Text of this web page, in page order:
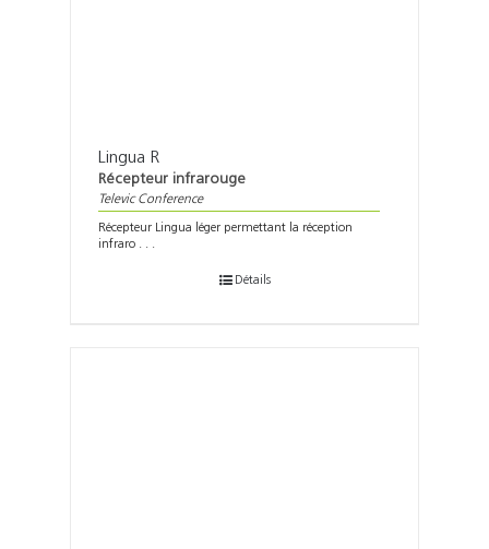
Lingua R
Récepteur infrarouge
Televic Conference
Récepteur Lingua léger permettant la réception
infraro . . .
Détails